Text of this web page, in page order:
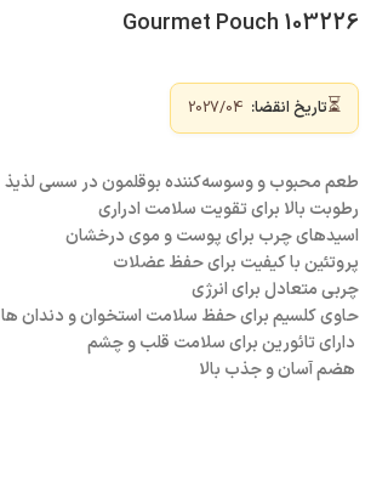
103226 Gourmet Pouch
⏳تاریخ انقضا:
طعم محبوب و وسوسه‌کننده بوقلمون در سسی لذیذ
رطوبت بالا برای تقویت سلامت ادراری
اسیدهای چرب برای پوست و موی درخشان
پروتئین با کیفیت برای حفظ عضلات
چربی متعادل برای انرژی
حاوی کلسیم برای حفظ سلامت استخوان و دندان ها
دارای تائورین برای سلامت قلب و چشم
هضم آسان و جذب بالا